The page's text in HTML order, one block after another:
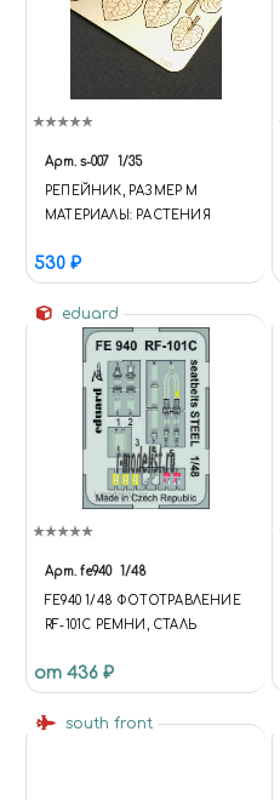
Арт. s-007 1/35
РЕПЕЙНИК, РАЗМЕР M
МАТЕРИАЛЫ: РАСТЕНИЯ
530 ₽
eduard
Арт. fe940 1/48
FE940 1/48 ФОТОТРАВЛЕНИЕ
RF-101C РЕМНИ, СТАЛЬ
от 436 ₽
south front